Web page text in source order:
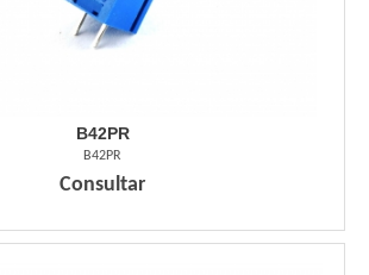
B42PR
B42PR
Consultar